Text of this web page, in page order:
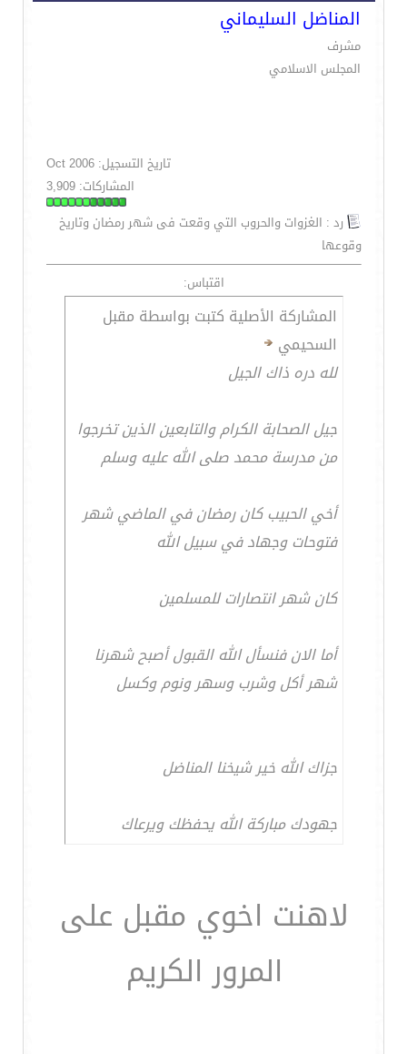
المناضل السليماني
مشرف
المجلس الاسلامي
تاريخ التسجيل: Oct 2006
المشاركات: 3,909
رد : الغزوات والحروب التي وقعت فى شهر رمضان وتاريخ
وقوعها
اقتباس:
المشاركة الأصلية كتبت بواسطة مقبل
السحيمي
لله دره ذاك الجيل
جيل الصحابة الكرام والتابعين الذين تخرجوا
من مدرسة محمد صلى الله عليه وسلم
أخي الحبيب كان رمضان في الماضي شهر
فتوحات وجهاد في سبيل الله
كان شهر انتصارات للمسلمين
أما الان فنسأل الله القبول أصبح شهرنا
شهر أكل وشرب وسهر ونوم وكسل
جزاك الله خير شيخنا المناضل
جهودك مباركة الله يحفظك ويرعاك
لاهنت اخوي مقبل على
المرور الكريم